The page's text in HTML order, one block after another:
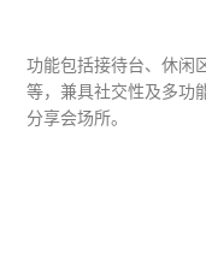
功能包括接待台、休闲
等，兼具社交性及多功
分享会场所。